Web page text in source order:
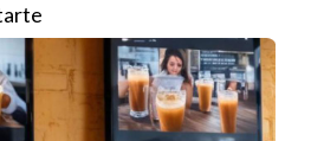
del equipo en menos de un año,
formativos y apoyo
solo seis meses en Valenzuela, José
transacción significativa, lo que